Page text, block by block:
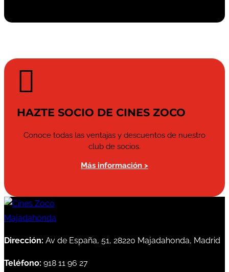

HAZTE SOCIO DE CINES ZOCO
Conoce todas las ventajas y descuentos de nuestro
club de socios.
Más información >
Dirección: Av de España, 51, 28220 Majadahonda, Madrid
Teléfono: 918 11 96 27